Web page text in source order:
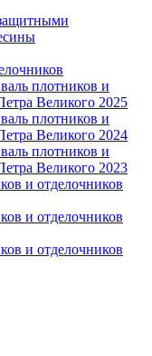
плотников и
Великого 2025
плотников и
Великого 2024
плотников и
Великого 2023
и отделочников
и отделочников
и отделочников